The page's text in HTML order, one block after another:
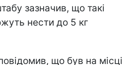
зазначив, що такі
нести до 5 кг
що був на місці